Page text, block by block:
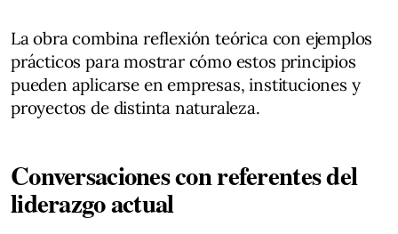
La obra combina reflexión teórica con ejemplos
prácticos para mostrar cómo estos principios
pueden aplicarse en empresas, instituciones y
proyectos de distinta naturaleza.
Conversaciones con referentes del
liderazgo actual